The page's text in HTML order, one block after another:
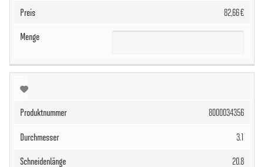
82,66 €
8000034356
3.1
20.8